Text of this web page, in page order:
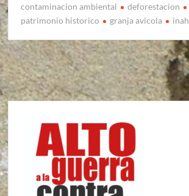
contaminacion ambiental
deforestacion
patrimonio historico
granja avicola inah